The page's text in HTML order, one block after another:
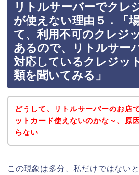
リトルサーバーでクレ
が使えない理由５．「
て、利用不可のクレジ
あるので、リトルサー
対応しているクレジッ
類を聞いてみる」
どうして、リトルサーバーのお店
ットカード使えないのかな～、原
らない
この現象は多分、私だけではない